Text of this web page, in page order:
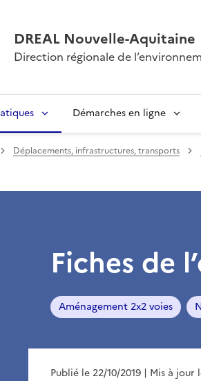
DREAL Nouvelle-Aquitaine
Direction régionale de
Démarches en ligne
Déplacements, infrastructures, transports
Fiches de
Aménagement 2x2 voies
Publié le 22/10/2019 | Mis à jour